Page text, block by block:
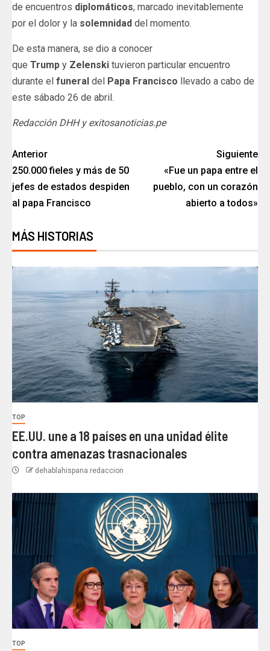
de encuentros diplomáticos, marcado inevitablemente
por el dolor y la solemnidad del momento.
De esta manera, se dio a conocer
que Trump y Zelenski tuvieron particular encuentro
durante el funeral del Papa Francisco llevado a cabo de
este sábado 26 de abril.
Redacción DHH y exitosanoticias.pe
Anterior
250.000 fieles y más de 50
jefes de estados despiden
al papa Francisco
Siguiente
«Fue un papa entre el
pueblo, con un corazón
abierto a todos»
MÁS HISTORIAS
TOP
EE.UU. une a 18 países en una unidad élite
contra amenazas trasnacionales
dehablahispana redaccion
TOP